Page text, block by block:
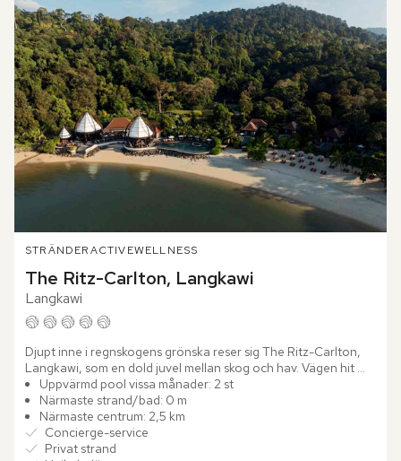
STRÄNDERACTIVEWELLNESS
The Ritz-Carlton, Langkawi
Langkawi
Djupt inne i regnskogens grönska reser sig The Ritz-Carlton,
Langkawi, som en dold juvel mellan skog och hav. Vägen hit
slingrar sig genom dimhöljda kullar, där doften av...
Uppvärmd pool vissa månader: 2 st
Närmaste strand/bad: 0 m
Närmaste centrum: 2,5 km
Concierge-service
Privat strand